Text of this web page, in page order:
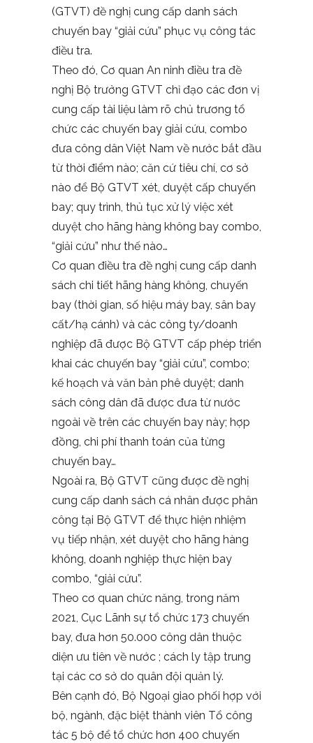
(GTVT) đề nghị cung cấp danh sách
chuyến bay “giải cứu” phục vụ công tác
điều tra.
Theo đó, Cơ quan An ninh điều tra đề
nghị Bộ trưởng GTVT chỉ đạo các đơn vị
cung cấp tài liệu làm rõ chủ trương tổ
chức các chuyến bay giải cứu, combo
đưa công dân Việt Nam về nước bắt đầu
từ thời điểm nào; căn cứ tiêu chí, cơ sở
nào để Bộ GTVT xét, duyệt cấp chuyến
bay; quy trình, thủ tục xử lý việc xét
duyệt cho hãng hàng không bay combo,
“giải cứu” như thế nào…
Cơ quan điều tra đề nghị cung cấp danh
sách chi tiết hãng hàng không, chuyến
bay (thời gian, số hiệu máy bay, sân bay
cất/hạ cánh) và các công ty/doanh
nghiệp đã được Bộ GTVT cấp phép triển
khai các chuyến bay “giải cứu”, combo;
kế hoạch và văn bản phê duyệt; danh
sách công dân đã được đưa từ nước
ngoài về trên các chuyến bay này; hợp
đồng, chi phí thanh toán của từng
chuyến bay…
Ngoài ra, Bộ GTVT cũng được đề nghị
cung cấp danh sách cá nhân được phân
công tại Bộ GTVT để thực hiện nhiệm
vụ tiếp nhận, xét duyệt cho hãng hàng
không, doanh nghiệp thực hiện bay
combo, “giải cứu”.
Theo cơ quan chức năng, trong năm
2021, Cục Lãnh sự tổ chức 173 chuyến
bay, đưa hơn 50.000 công dân thuộc
diện ưu tiên về nước ; cách ly tập trung
tại các cơ sở do quân đội quản lý.
Bên cạnh đó, Bộ Ngoại giao phối hợp với
bộ, ngành, đặc biệt thành viên Tổ công
tác 5 bộ để tổ chức hơn 400 chuyến